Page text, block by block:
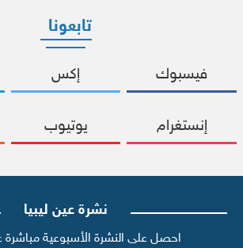
تابعونا
فيسبوك إكس
إنستغرام يوتيوب
نشرة عين ليبيا
احصل على النشرة الأسبوعية